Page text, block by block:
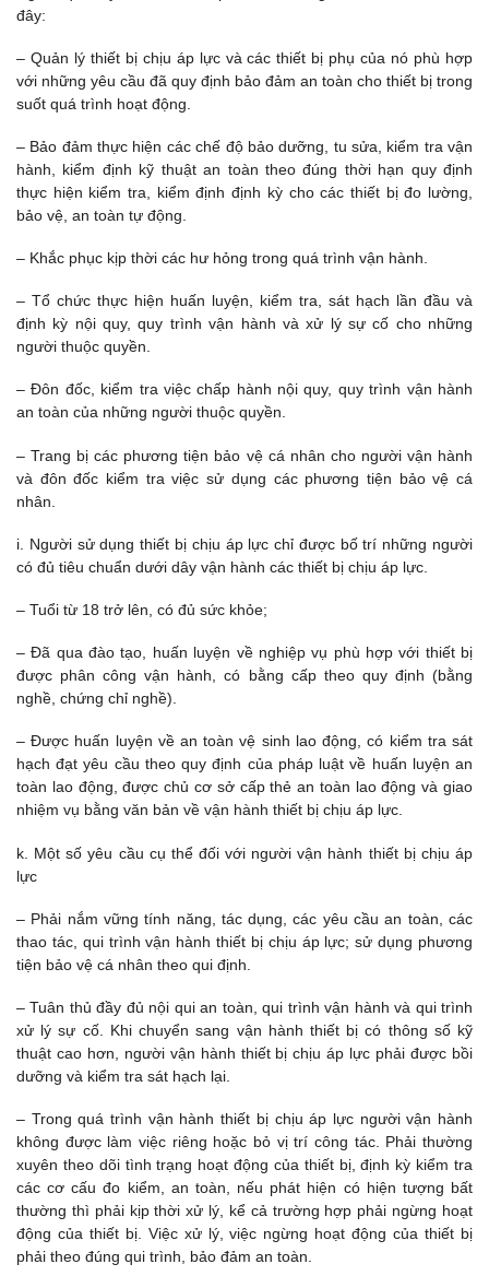
đây:
– Quản lý thiết bị chịu áp lực và các thiết bị phụ của nó phù hợp
với những yêu cầu đã quy định bảo đảm an toàn cho thiết bị trong
suốt quá trình hoạt động.
– Bảo đảm thực hiện các chế độ bảo dưỡng, tu sửa, kiểm tra vận
hành, kiểm định kỹ thuật an toàn theo đúng thời hạn quy định
thực hiện kiểm tra, kiểm định định kỳ cho các thiết bị đo lường,
bảo vệ, an toàn tự động.
– Khắc phục kịp thời các hư hỏng trong quá trình vận hành.
– Tổ chức thực hiện huấn luyện, kiểm tra, sát hạch lần đầu và
định kỳ nội quy, quy trình vận hành và xử lý sự cố cho những
người thuộc quyền.
– Đôn đốc, kiểm tra việc chấp hành nội quy, quy trình vận hành
an toàn của những người thuộc quyền.
– Trang bị các phương tiện bảo vệ cá nhân cho người vận hành
và đôn đốc kiểm tra việc sử dụng các phương tiện bảo vệ cá
nhân.
i. Người sử dụng thiết bị chịu áp lực chỉ được bố trí những người
có đủ tiêu chuẩn dưới dây vận hành các thiết bị chịu áp lực.
– Tuổi từ 18 trở lên, có đủ sức khỏe;
– Đã qua đào tạo, huấn luyện về nghiệp vụ phù hợp với thiết bị
được phân công vận hành, có bằng cấp theo quy định (bằng
nghề, chứng chỉ nghề).
– Được huấn luyện về an toàn vệ sinh lao động, có kiểm tra sát
hạch đạt yêu cầu theo quy định của pháp luật về huấn luyện an
toàn lao động, được chủ cơ sở cấp thẻ an toàn lao động và giao
nhiệm vụ bằng văn bản về vận hành thiết bị chịu áp lực.
k. Một số yêu cầu cụ thể đối với người vận hành thiết bị chịu áp
lực
– Phải nắm vững tính năng, tác dụng, các yêu cầu an toàn, các
thao tác, qui trình vận hành thiết bị chịu áp lực; sử dụng phương
tiện bảo vệ cá nhân theo qui định.
– Tuân thủ đầy đủ nội qui an toàn, qui trình vận hành và qui trình
xử lý sự cố. Khi chuyển sang vận hành thiết bị có thông số kỹ
thuật cao hơn, người vận hành thiết bị chịu áp lực phải được bồi
dưỡng và kiểm tra sát hạch lại.
– Trong quá trình vận hành thiết bị chịu áp lực người vận hành
không được làm việc riêng hoặc bỏ vị trí công tác. Phải thường
xuyên theo dõi tình trạng hoạt động của thiết bị, định kỳ kiểm tra
các cơ cấu đo kiểm, an toàn, nếu phát hiện có hiện tượng bất
thường thì phải kịp thời xử lý, kể cả trường hợp phải ngừng hoạt
động của thiết bị. Việc xử lý, việc ngừng hoạt động của thiết bị
phải theo đúng qui trình, bảo đảm an toàn.